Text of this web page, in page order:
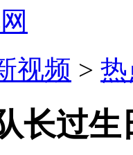
视频 >
长过